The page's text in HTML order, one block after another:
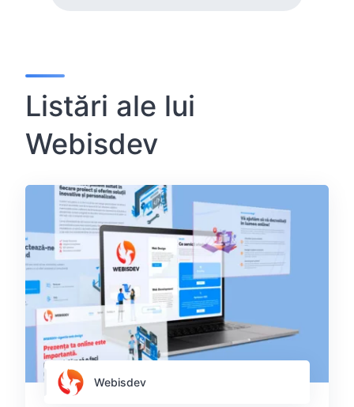
Listări ale lui
Webisdev
Webisdev